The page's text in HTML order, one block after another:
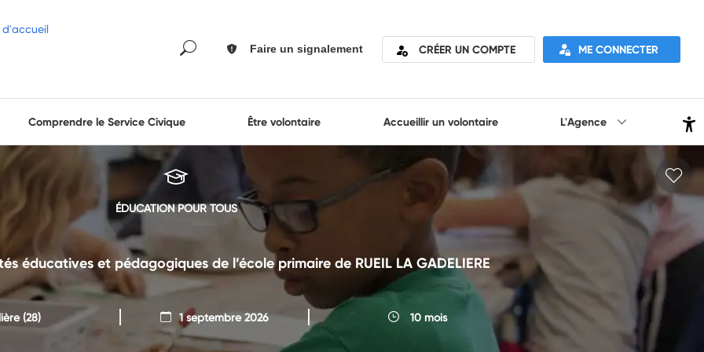
Faire un signalement CRÉER UN COMPTE ME CONNECTER
Comprendre le Service Civique Être volontaire Accueillir un volontaire L'Agence
ÉDUCATION POUR TOUS
éducatives et pédagogiques de l’école primaire de RUEIL LA GADELIERE
(28) 1 septembre 2026 10 mois